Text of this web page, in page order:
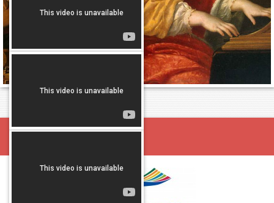
Projektai